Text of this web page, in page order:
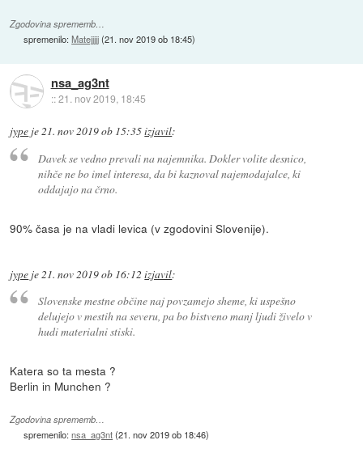
Zgodovina sprememb…
spremenilo:Matejjjjj(21. nov 2019 ob 18:45)
nsa_ag3nt
::21. nov 2019, 18:45
jype je21. nov 2019 ob 15:35izjavil:
Davek se vedno prevali na najemnika. Dokler volite desnico,
nihče ne bo imel interesa, da bi kaznoval najemodajalce, ki
oddajajo na črno.
90% časa je na vladi levica (v zgodovini Slovenije).
jype je21. nov 2019 ob 16:12 izjavil:
Slovenske mestne občine naj povzamejo sheme, ki uspešno
delujejo v mestih na severu, pa bo bistveno manj ljudi živelo v
hudi materialni stiski.
Katera so ta mesta ?
Berlin in Munchen ?
Zgodovina sprememb…
spremenilo:nsa_ag3nt(21. nov 2019 ob 18:46)